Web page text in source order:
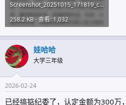
Screenshot_20251015_171819_com_tencent_mm_TmplWebViewMMUI.jpg
258.2 KB · 查看: 1,032
娃哈哈
大学三年级
2026-02-24
已经搞掂纪委了，认定金额为300万